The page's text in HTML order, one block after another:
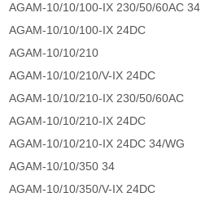
AGAM-10/10/100-IX 230/50/60AC 34
AGAM-10/10/100-IX 24DC
AGAM-10/10/210
AGAM-10/10/210/V-IX 24DC
AGAM-10/10/210-IX 230/50/60AC
AGAM-10/10/210-IX 24DC
AGAM-10/10/210-IX 24DC 34/WG
AGAM-10/10/350 34
AGAM-10/10/350/V-IX 24DC